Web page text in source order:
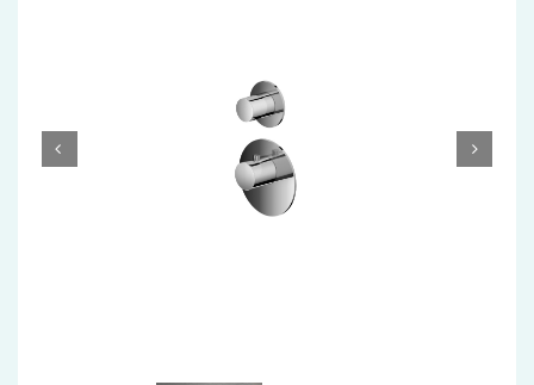
Installatiemateriaal
Klimaatbeheersing